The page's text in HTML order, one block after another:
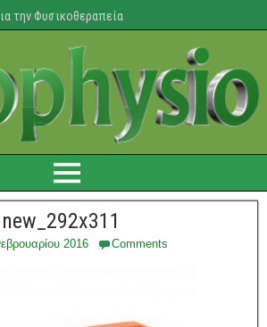
την Φυσικοθεραπεία
2016 Comments